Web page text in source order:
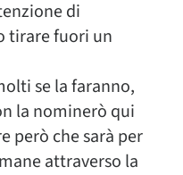
di
tirare fuori un
se la faranno,
la nominerò qui
però che sarà per
attraverso la